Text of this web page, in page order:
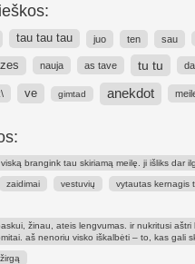
tau tau tau juo ten sau
nauja as tave tu tu
ve gimtad anekdot
brangink tau skiriamą meilę. ji išliks dar
zaidimai vestuvių vytautas kernagis
žinau, ateis lengvumas. ir nukritusi
aš nenoriu visko iškalbėti – to, kas gali